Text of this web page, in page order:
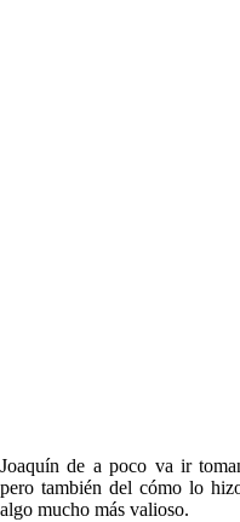
Joaquín de a poco va ir
pero también del cómo lo
algo mucho más valioso.